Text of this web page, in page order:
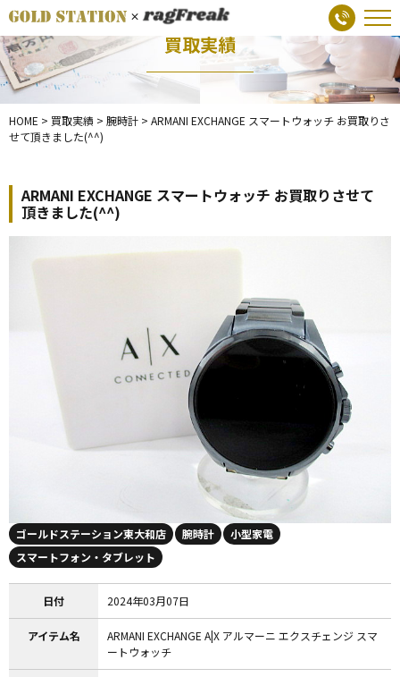
買取実績
HOME > 買取実績 > 腕時計 > ARMANI EXCHANGE スマートウォッチ お買取りさ
せて頂きました(^^)
ARMANI EXCHANGE スマートウォッチ お買取りさせて
頂きました(^^)
ゴールドステーション東大和店 腕時計
小型家電
スマートフォン・タブレット
日付 2024年03月07日
アイテム名
ARMANI EXCHANGE A|X アルマーニ エクスチェンジ スマ
ートウォッチ